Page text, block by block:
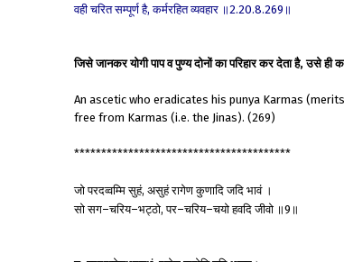
वहीचरितसम्पूर्णहै,कर्मरहितव्यवहार ॥2.20.8.269 ॥
जिसे जानकर योगी पाप व पुण्य दोनों का परिहार कर देता है, उसे ही
An ascetic who eradicates his punya Karmas
free from Karmas (i.e. the Jinas). (269)
****************************************
जोपरदव्वम्मिसुहं, असुहंरागेणकुणादिजदिभावं ।
सोसग–चरिय–भट्ठो,पर–चरिय–चयोहवदिजीवो ॥9 ॥